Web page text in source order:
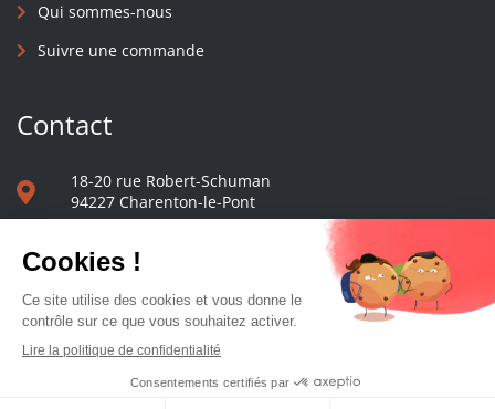
Qui sommes-nous
Suivre une commande
Contact
18-20 rue Robert-Schuman
94227 Charenton-le-Pont